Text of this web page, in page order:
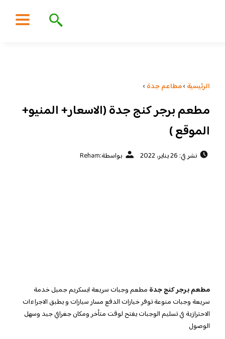
الرئيسية ›مطاعم جدة ›
مطعم برجر كنج جدة (الاسعار+ المنيو+
الموقع )
نشر في: 26 يناير، 2022 بواسطة:Reham
مطعم برجر كنج جدة مطعم وجبات سريعة ايسكريم جميل خدمة
سريعة وجبات منوعة توفر خيارات الدفع مسار سيارات و يطبق الاجراءات
الاحترازية في تسليم الوجبات يفتح لوقت متأخر ومكان جغرافي جيد وسهل
الوصول